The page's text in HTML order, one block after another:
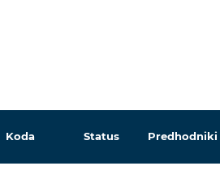
Koda Status Predhodniki